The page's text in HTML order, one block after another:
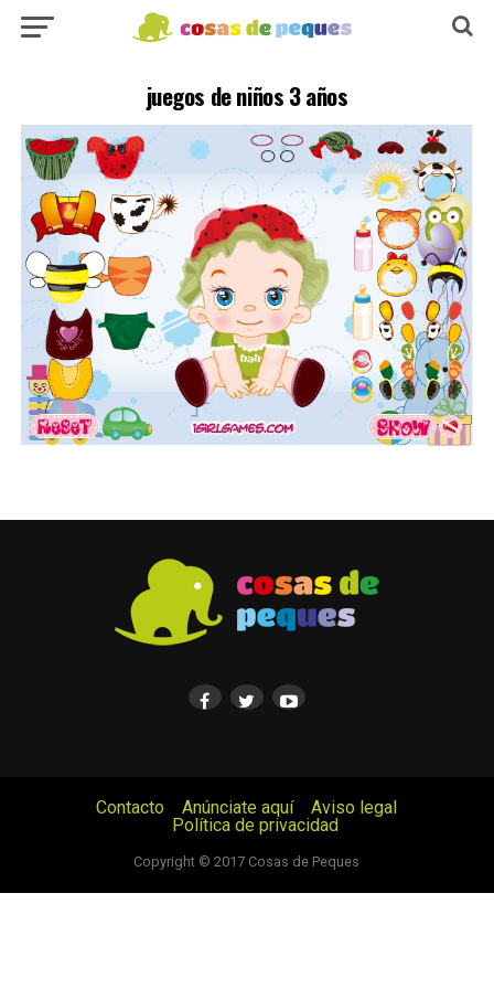
juegos de niños 3 años
Contacto Anúnciate aquí
Aviso legal
Política de privacidad
Copyright © 2017 Cosas de Peques